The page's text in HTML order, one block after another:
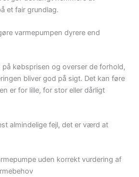
et fair grundlag.
varmepumpen dyrere end
på købsprisen og overser de forhold,
bliver god på sigt. Det kan føre
er for lille, for stor eller dårligt
almindelige fejl, det er værd at
uden korrekt vurdering af